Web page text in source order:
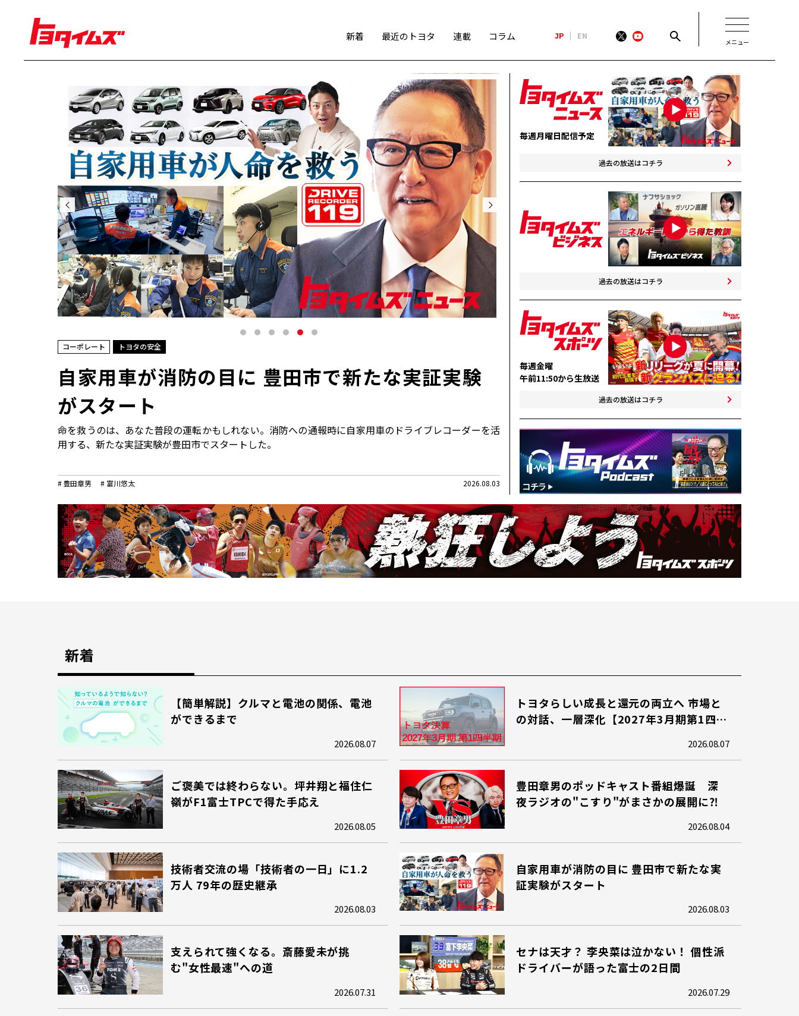
新着 最近のトヨタ 連載 コラム JP EN
メニュー
経営
豊田章男
労使協議会
スポーツ
トヨタアスリート モータースポーツ モリゾウ
WRC TOYOTA GAZOO Racing
クルマ
センチュリー クラウン ランドクルーザー
カローラ ヤリス e-Palette
テクノロジー
カーボンニュートラル 水素エンジン BEV
燃料電池車（FCEV） 水素 Woven City
コーポレート
モビリティカンパニー トヨタグローバル
日本自動車工業会（自工会）
新着
最近のトヨタ
コラム
トヨタイムズニュース
トヨタイムズビジネス
トヨタイムズスポーツ
トヨタイムズPodcast
SDGs
コーポレート トヨタの安全
自家用車が消防の目に 豊田市で新たな実証実験
がスタート
命を救うのは、あなた普段の運転かもしれない。消防への通報時に自家用車のドライブレコーダーを活
用する、新たな実証実験が豊田市でスタートした。
豊田章男 富川悠太 2026.08.03
毎週月曜日配信予定
過去の放送はコチラ
過去の放送はコチラ
毎週金曜
午前11:50から生放送
過去の放送はコチラ
新着
【簡単解説】クルマと電池の関係、電池
ができるまで
2026.08.07
トヨタらしい成長と還元の両立へ 市場と
の対話、一層深化【2027年3月期第1四…
2026.08.07
ご褒美では終わらない。坪井翔と福住仁
嶺がF1富士TPCで得た手応え
2026.08.05
豊田章男のポッドキャスト番組爆誕 深
夜ラジオの"こすり"がまさかの展開に⁈
2026.08.04
技術者交流の場「技術者の一日」に1.2
万人 79年の歴史継承
2026.08.03
自家用車が消防の目に 豊田市で新たな実
証実験がスタート
2026.08.03
支えられて強くなる。斎藤愛未が挑
む"女性最速"への道
2026.07.31
セナは天才？ 李央菜は泣かない！ 個性派
ドライバーが語った富士の2日間
2026.07.29